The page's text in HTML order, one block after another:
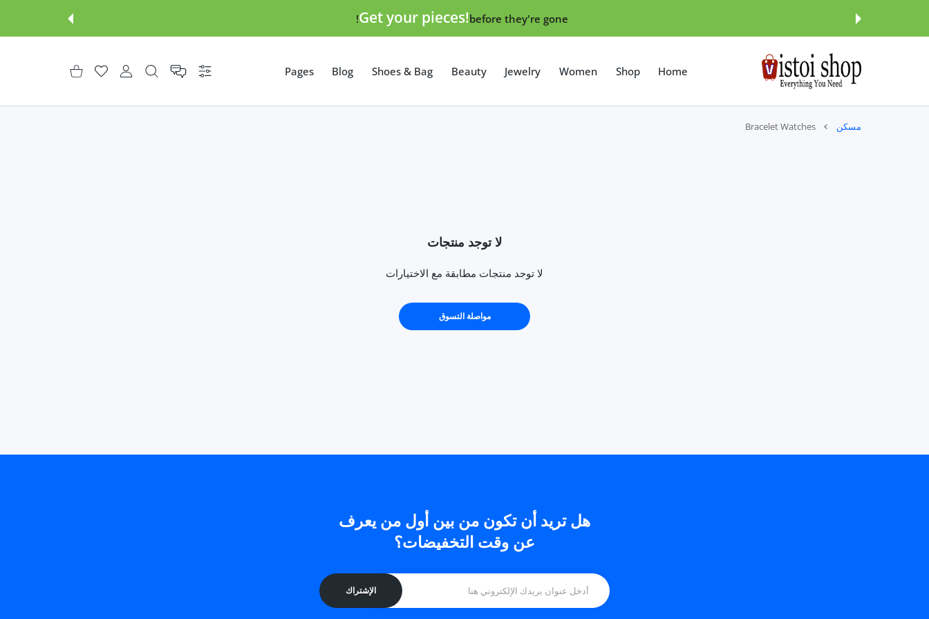
Get your pieces!before they're gone!
Home
Shop
Women
Jewelry
Beauty
Shoes & Bag
Blog
Pages إعدادات حساب المستخدم
قائمة الرغباتعربة التسوق
مسكن Bracelet Watches
لا توجد منتجات
لا توجد منتجات مطابقة مع الاختيارات
مواصلة التسوق
هل تريد أن تكون من بين أول من يعرف
عن وقت التخفيضات؟
الإشتراك